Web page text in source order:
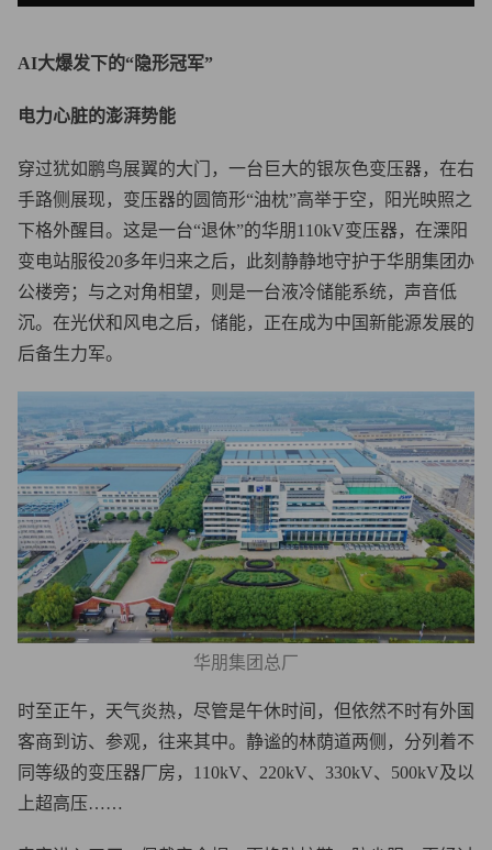
AI大爆发下的“隐形冠军”
电力心脏的澎湃势能
穿过犹如鹏鸟展翼的大门，一台巨大的银灰色变压器，在右
手路侧展现，变压器的圆筒形“油枕”高举于空，阳光映照之
下格外醒目。这是一台“退休”的华朋110kV变压器，在溧阳
变电站服役20多年归来之后，此刻静静地守护于华朋集团办
公楼旁；与之对角相望，则是一台液冷储能系统，声音低
沉。在光伏和风电之后，储能，正在成为中国新能源发展的
后备生力军。
华朋集团总厂
时至正午，天气炎热，尽管是午休时间，但依然不时有外国
客商到访、参观，往来其中。静谧的林荫道两侧，分列着不
同等级的变压器厂房，110kV、220kV、330kV、500kV及以
上超高压……